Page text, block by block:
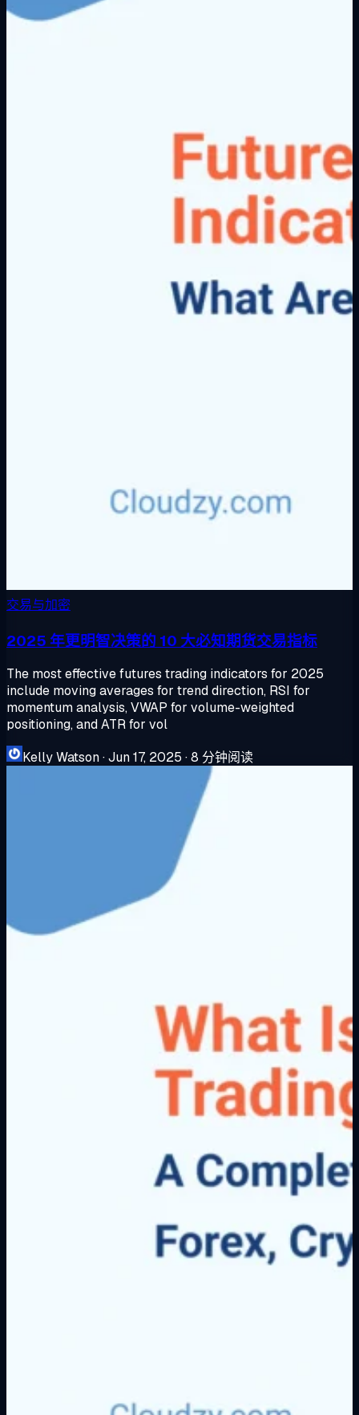
交易与加密
2025 年更明智决策的 10 大必知期货交易指标
The most effective futures trading indicators for 2025
include moving averages for trend direction, RSI for
momentum analysis, VWAP for volume-weighted
positioning, and ATR for vol
Kelly Watson·Jun 17, 2025 ·8 分钟阅读